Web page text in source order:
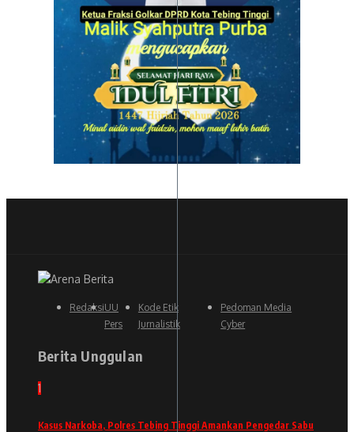
RedaksiUU
Pers
Kode Etik
Jurnalistik
Pedoman Media
Cyber
Berita Unggulan
1
Kasus Narkoba, Polres Tebing Tinggi Amankan Pengedar Sabu